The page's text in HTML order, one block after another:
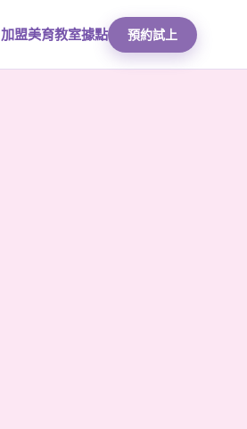
加盟美育教室據點 預約試上